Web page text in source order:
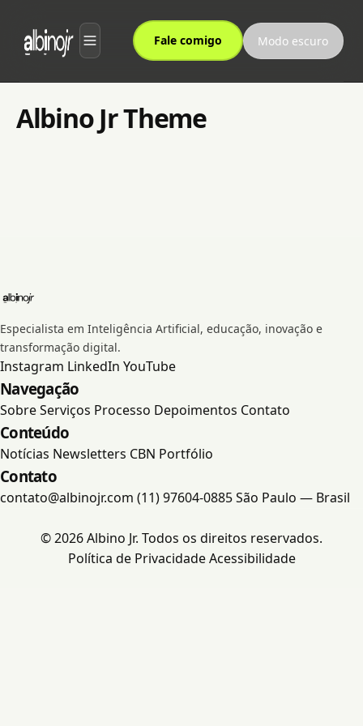
Fale comigo Modo escuro
CBN
Portfólio
Contato
Albino Jr Theme
Especialista em Inteligência Artificial, educação, inovação e
transformação digital.
Instagram LinkedIn YouTube
Navegação
SobreServiços Processo Depoimentos Contato
Conteúdo
Notícias Newsletters CBN Portfólio
Contato
contato@albinojr.com (11) 97604-0885São Paulo — Brasil
© 2026 Albino Jr. Todos os direitos reservados.
Política de Privacidade Acessibilidade